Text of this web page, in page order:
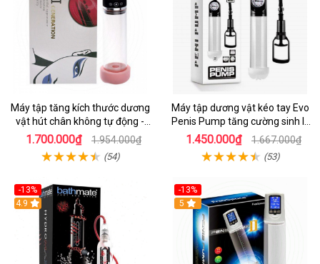
Máy tập tăng kích thước dương
vật hút chân không tự động -
The II Generation
1.700.000₫ 1.954.000₫
(54)
Máy tập dương vật kéo tay Evo
Penis Pump tăng cường sinh lý
nam
1.450.000₫ 1.667.000₫
(53)
-13%
Hot
4.9
-13%
5